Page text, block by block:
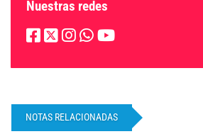
Nuestras redes
NOTAS RELACIONADAS